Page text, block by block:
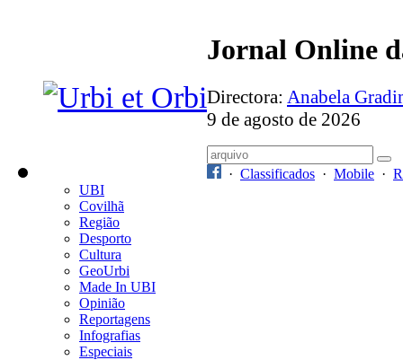
Jornal Online
Directora: Anabela
9 de agosto de 2026
· Classificados · Mobile ·
UBI
Covilhã
Região
Desporto
Cultura
GeoUrbi
Made In UBI
Opinião
Reportagens
Infografias
Especiais